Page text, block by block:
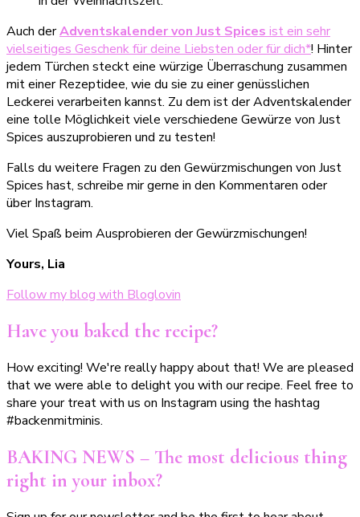
Auch derAdventskalender von Just Spices ist ein sehr
vielseitiges Geschenk für deine Liebsten oder für dich*! Hinter
jedem Türchen steckt eine würzige Überraschung zusammen
mit einer Rezeptidee, wie du sie zu einer genüsslichen
Leckerei verarbeiten kannst. Zu dem ist der Adventskalender
eine tolle Möglichkeit viele verschiedene Gewürze von Just
Spices auszuprobieren und zu testen!
Falls du weitere Fragen zu den Gewürzmischungen von Just
Spices hast, schreibe mir gerne in den Kommentaren oder
über Instagram.
Viel Spaß beim Ausprobieren der Gewürzmischungen!
Yours, Lia
Follow my blog with Bloglovin
Have you baked the recipe?
How exciting! We're really happy about that! We are pleased
that we were able to delight you with our recipe. Feel free to
share your treat with us on Instagram using the hashtag
#backenmitminis.
BAKING NEWS – The most delicious thing
right in your inbox?